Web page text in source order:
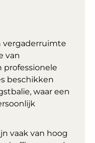
vergaderruimte
van
beschikken
waar een
vaak van hoog